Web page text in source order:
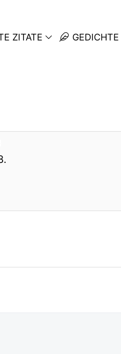
ZITATE GEDICHTE